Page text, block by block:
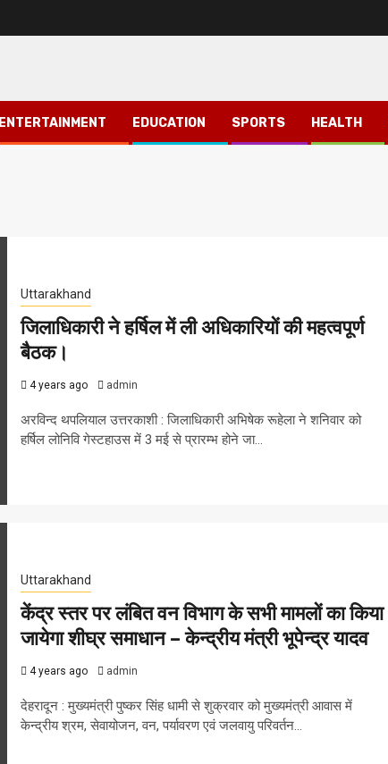
ENTERTAINMENT EDUCATION SPORTS HEALTH
Uttarakhand
जिलाधिकारी ने हर्षिल में ली अधिकारियों की महत्वपूर्ण
बैठक।
4 years ago admin
अरविन्द थपलियाल उत्तरकाशी : जिलाधिकारी अभिषेक रूहेला ने शनिवार को
हर्षिल लोनिवि गेस्टहाउस में 3 मई से प्रारम्भ होने जा...
Uttarakhand
केंद्र स्तर पर लंबित वन विभाग के सभी मामलों का किया
जायेगा शीघ्र समाधान – केन्द्रीय मंत्री भूपेन्द्र यादव
4 years ago admin
देहरादून : मुख्यमंत्री पुष्कर सिंह धामी से शुक्रवार को मुख्यमंत्री आवास में
केन्द्रीय श्रम, सेवायोजन, वन, पर्यावरण एवं जलवायु परिवर्तन...